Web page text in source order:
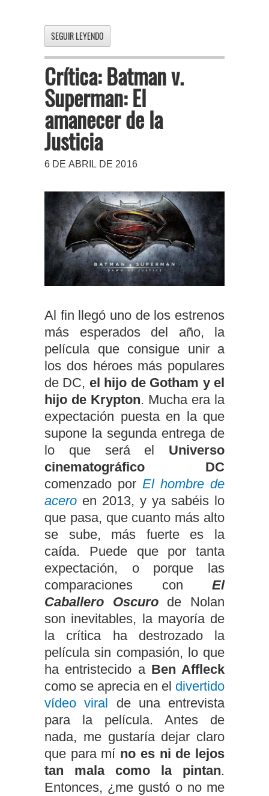
SEGUIR LEYENDO
Crítica: Batman v.
Superman: El
amanecer de la
Justicia
6 DE ABRIL DE 2016
Al fin llegó uno de los estrenos
más esperados del año, la
película que consigue unir a
los dos héroes más populares
de DC, el hijo de Gotham y el
hijo de Krypton. Mucha era la
expectación puesta en la que
supone la segunda entrega de
lo que será el Universo
cinematográfico DC
comenzado por El hombre de
acero en 2013, y ya sabéis lo
que pasa, que cuanto más alto
se sube, más fuerte es la
caída. Puede que por tanta
expectación, o porque las
comparaciones con El
Caballero Oscurode Nolan
son inevitables, la mayoría de
la crítica ha destrozado la
película sin compasión, lo que
ha entristecido a Ben Affleck
como se aprecia en el divertido
vídeo viral de una entrevista
para la película. Antes de
nada, me gustaría dejar claro
que para mí no es ni de lejos
tan mala como la pintan.
Entonces, ¿me gustó o no me